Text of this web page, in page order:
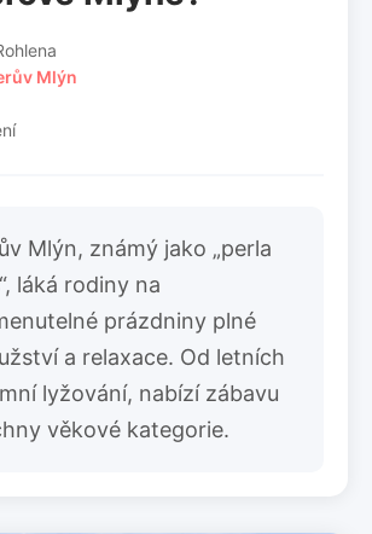
Mlýn
Mlýn, známý jako „perla
láká rodiny na
prázdniny plné
a relaxace. Od letních
lyžování, nabízí zábavu
věkové kategorie.